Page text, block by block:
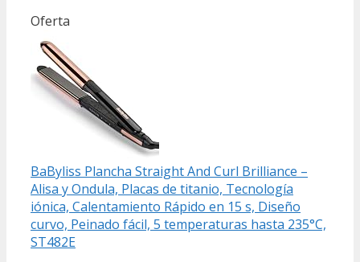
Oferta
BaByliss Plancha Straight And Curl Brilliance –
Alisa y Ondula, Placas de titanio, Tecnología
iónica, Calentamiento Rápido en 15 s, Diseño
curvo, Peinado fácil, 5 temperaturas hasta 235°C,
ST482E